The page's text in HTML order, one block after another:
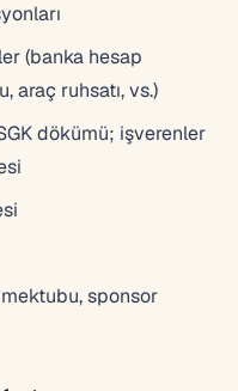
(banka hesap
araç ruhsatı, vs.)
dökümü; işverenler
sponsor